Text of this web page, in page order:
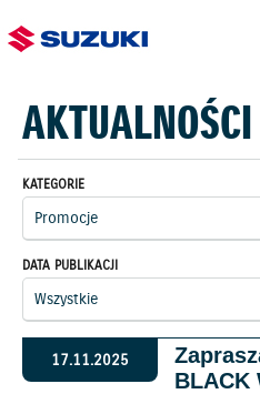
AKTUALNOŚCI
KATEGORIE
DATA PUBLIKACJI
17.11.2025
BLACK